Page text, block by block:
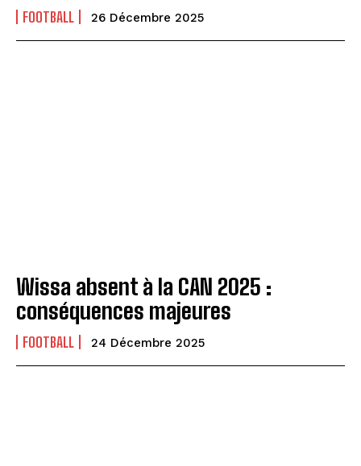
FOOTBALL 26 Décembre 2025
Wissa absent à la CAN 2025 :
conséquences majeures
FOOTBALL 24 Décembre 2025